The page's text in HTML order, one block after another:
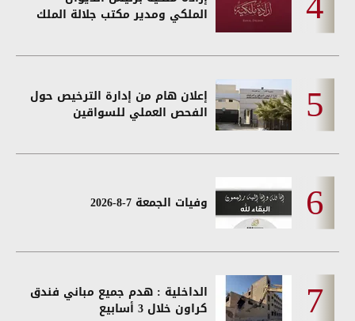
الملكي ومدير مكتب جلالة الملك
إعلان هام من إدارة الترخيص حول
الفحص العملي للسواقين
وفيات الجمعة 7-8-2026
الداخلية : هدم جميع مباني فندق
كراون خلال 3 أسابيع